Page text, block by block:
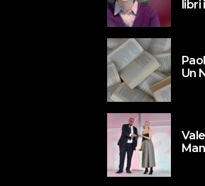
libri
Un